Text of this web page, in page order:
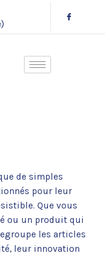
de simples
pour leur
Que vous
ou un produit qui
les articles
leur innovation